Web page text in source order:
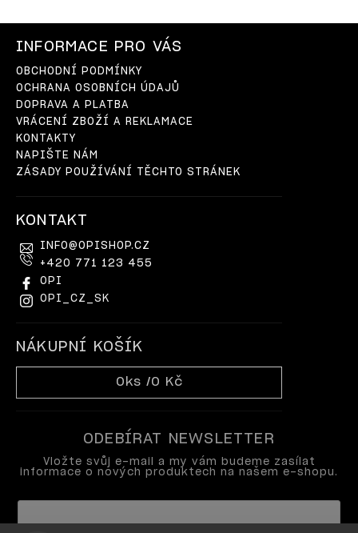
INFORMACE PRO VÁS
OBCHODNÍ PODMÍNKY
OCHRANA OSOBNÍCH ÚDAJŮ
DOPRAVA A PLATBA
VRÁCENÍ ZBOŽÍ A REKLAMACE
KONTAKTY
NAPIŠTE NÁM
ZÁSADY POUŽÍVÁNÍ TĚCHTO STRÁNEK
KONTAKT
INFO@OPISHOP.CZ
+420 771 123 455
OPI
OPI_CZ_SK
NÁKUPNÍ KOŠÍK
0 ks /0 Kč
ODEBÍRAT NEWSLETTER
Vložte svůj e-mail a my vám budeme zasílat
informace o nových produktech na našem e-shopu.